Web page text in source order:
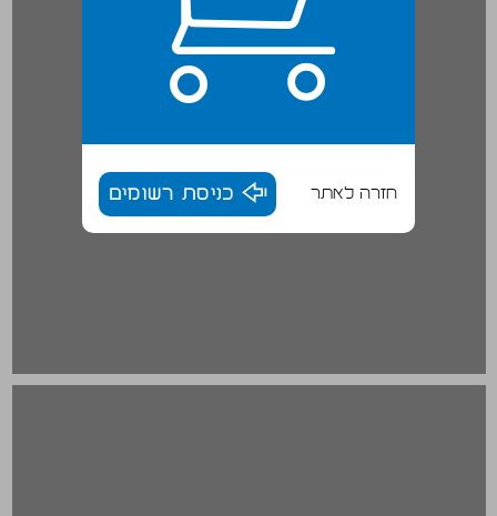
חזרה לאתר כניסת רשומים